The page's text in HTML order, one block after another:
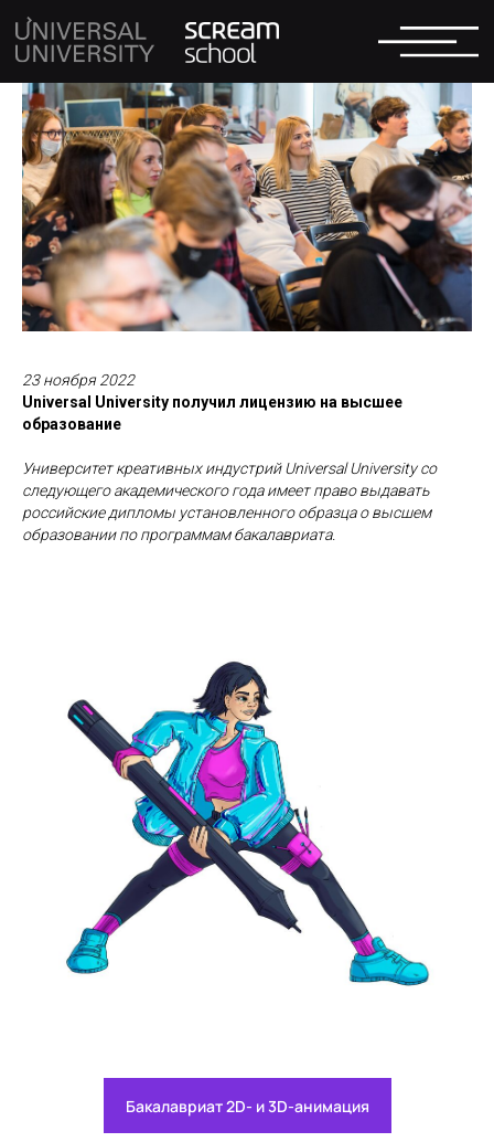
23 ноября 2022
Universal University получил лицензию на высшее
образование
Университет креативных индустрий Universal University со
следующего академического года имеет право выдавать
российские дипломы установленного образца о высшем
образовании по программам бакалавриата.
Бакалавриат 2D- и 3D-анимация